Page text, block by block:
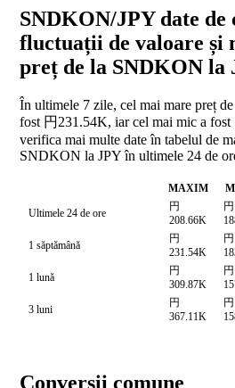
SNDKON/JPY date de
fluctuații de valoare și
preț de la SNDKON la
În ultimele 7 zile, cel mai mare preț
fost 円231.54K, iar cel mai mic a
verifica mai multe date în tabelul de
SNDKON la JPY în ultimele 24 de
MAXIM
Ultimele 24 de ore
円
208.66K
円
1 săptămână
円
231.54K
円
1 lună
円
309.87K
円
3 luni
円
367.11K
円
Conversii comune